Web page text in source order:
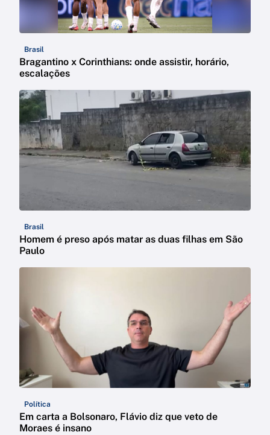
Brasil
Bragantino x Corinthians: onde assistir, horário,
escalações
Brasil
Homem é preso após matar as duas filhas em São
Paulo
Política
Em carta a Bolsonaro, Flávio diz que veto de
Moraes é insano